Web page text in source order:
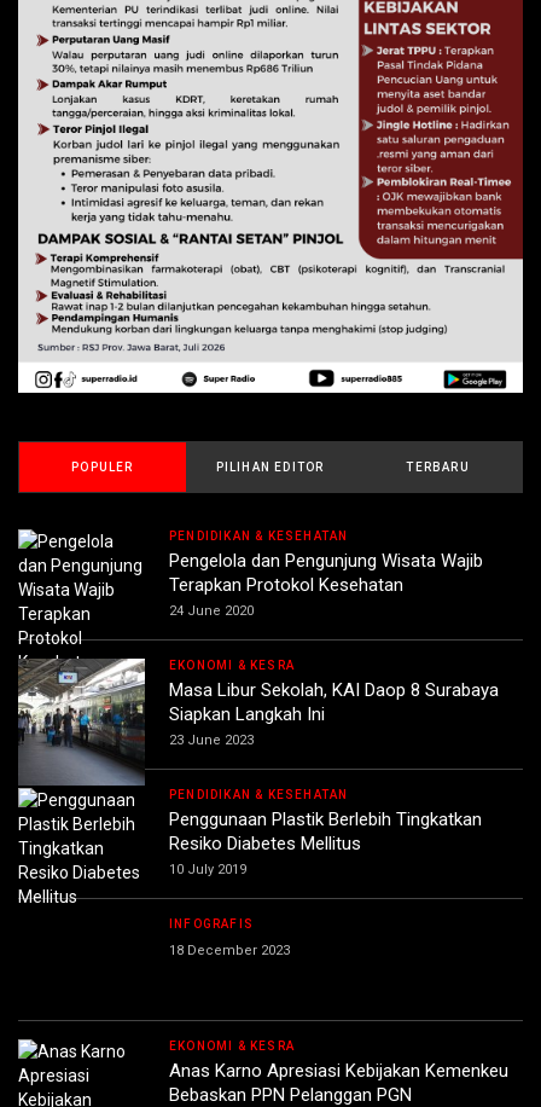
POPULER PILIHAN EDITOR TERBARU
PENDIDIKAN & KESEHATAN
Pengelola dan Pengunjung Wisata Wajib
Terapkan Protokol Kesehatan
24 June 2020
EKONOMI & KESRA
Masa Libur Sekolah, KAI Daop 8 Surabaya
Siapkan Langkah Ini
23 June 2023
PENDIDIKAN & KESEHATAN
Penggunaan Plastik Berlebih Tingkatkan
Resiko Diabetes Mellitus
10 July 2019
INFOGRAFIS
18 December 2023
EKONOMI & KESRA
Anas Karno Apresiasi Kebijakan Kemenkeu
Bebaskan PPN Pelanggan PGN